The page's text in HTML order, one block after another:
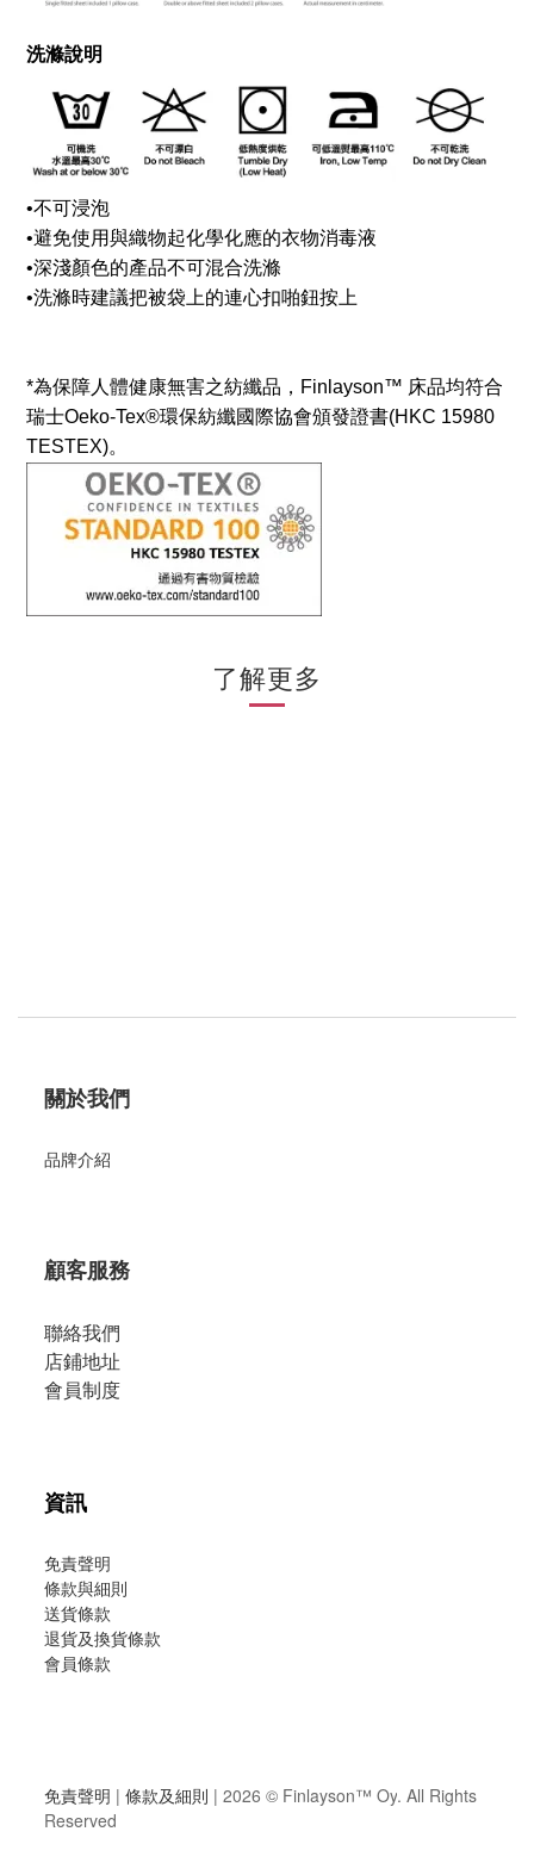
洗滌說明
•不可浸泡
•避免使用與織物起化學化應的衣物消毒液
•深淺顏色的產品不可混合洗滌
•洗滌時建議把被袋上的連心扣啪鈕按上
*為保障人體健康無害之紡纖品，Finlayson™ 床品均符合
瑞士Oeko-Tex®環保紡纖國際協會頒發證書(HKC 15980
TESTEX)。
了解更多
關於我們
品牌介紹
顧客服務
聯絡我們
店鋪地址
會員制度
資訊
免責聲明
條款與細則
送貨條款
退貨及換貨條款
會員條款
免責聲明 | 條款及細則 | 2026 © Finlayson™ Oy. All Rights
Reserved